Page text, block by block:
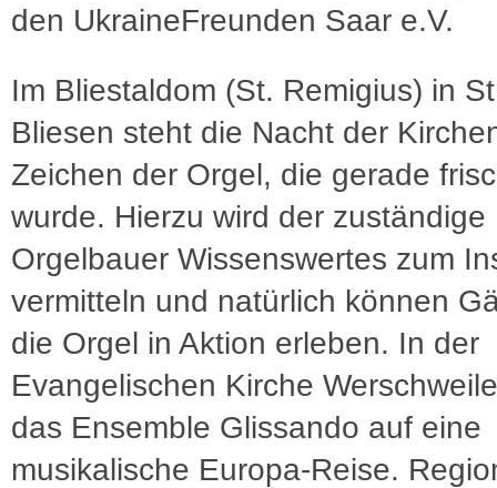
den UkraineFreunden Saar e.V.
Im Bliestaldom (St. Remigius) in
Bliesen steht die Nacht der
Zeichen der Orgel, die gerade
wurde. Hierzu wird der zuständige
Orgelbauer Wissenswertes zum
vermitteln und natürlich können
die Orgel in Aktion erleben. In der
Evangelischen Kirche
das Ensemble Glissando auf eine
musikalische Europa-Reise.